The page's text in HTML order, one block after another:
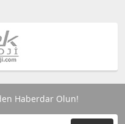
Haberdar Olun!